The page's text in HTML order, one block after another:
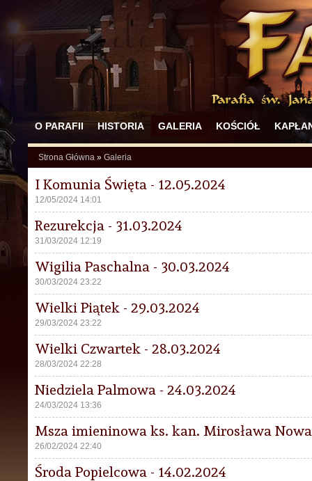
O PARAFII HISTORIA GALERIA KOŚCIÓŁ
Strona Główna » Galeria
I Komunia Święta - 12.05.2024
12/05/2024 14:01
Rezurekcja - 31.03.2024
31/03/2024 12:19
Wigilia Paschalna - 30.03.2024
30/03/2024 23:22
Wielki Piątek - 29.03.2024
29/03/2024 23:22
Wielki Czwartek - 28.03.2024
28/03/2024 22:28
Niedziela Palmowa - 24.03.2024
24/03/2024 13:36
Msza imieninowa ks. kan. Mirosława
26/02/2024 22:40
Środa Popielcowa - 14.02.2024